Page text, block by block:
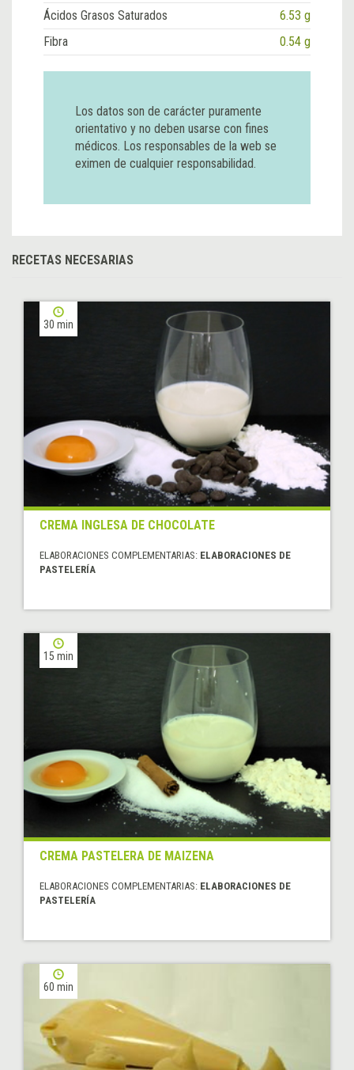
Ácidos Grasos Saturados
6.53 g
Fibra
0.54 g
Los datos son de carácter puramente
orientativo y no deben usarse con fines
médicos. Los responsables de la web se
eximen de cualquier responsabilidad.
RECETAS NECESARIAS
30 min
CREMA INGLESA DE CHOCOLATE
ELABORACIONES COMPLEMENTARIAS: ELABORACIONES DE
PASTELERÍA
15 min
CREMA PASTELERA DE MAIZENA
ELABORACIONES COMPLEMENTARIAS: ELABORACIONES DE
PASTELERÍA
60 min